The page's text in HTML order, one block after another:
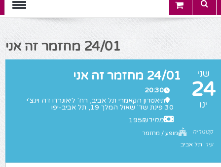
Menu
24/01 מחזמר זה אני
שני
24
ינו
24/01 מחזמר זה אני
20:30
תיאטרון הקאמרי תל אביב, רח' ליאונרדו דה וינצ'י
30 פינת שד' שאול המלך 19, תל אביב-יפו
מחיר195₪
קטגוריה
מופע / מחזמר
עיר תל אביב